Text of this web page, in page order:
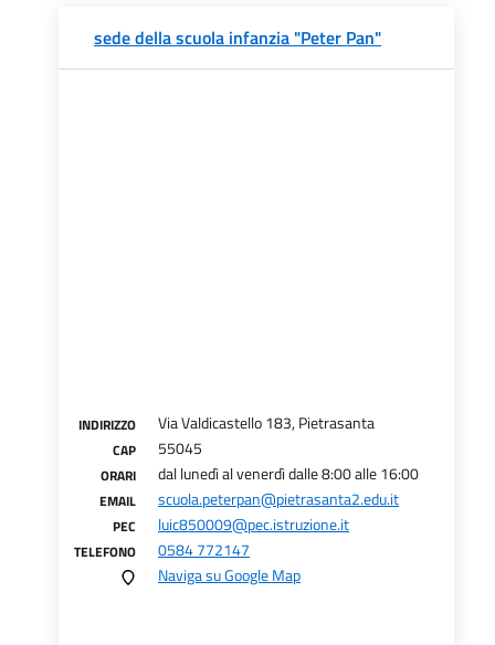
sede della scuola infanzia "Peter Pan"
INDIRIZZO Via Valdicastello 183, Pietrasanta
CAP 55045
ORARI dal lunedì al venerdì dalle 8:00 alle 16:00
EMAIL scuola.peterpan@pietrasanta2.edu.it
PEC luic850009@pec.istruzione.it
TELEFONO
0584 772147
Naviga su Google Map